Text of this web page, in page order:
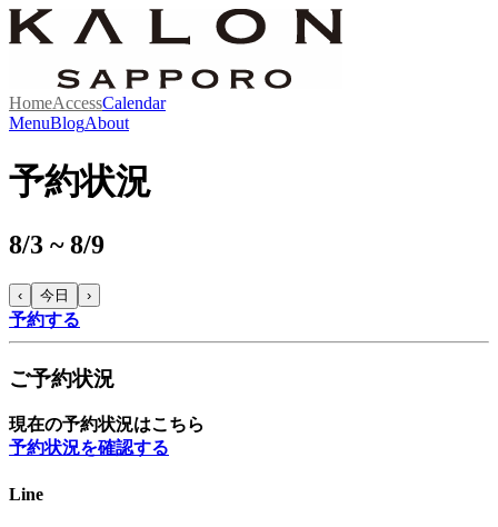
HomeAccessCalendar
MenuBlogAbout
予約状況
8/3 ~ 8/9
‹ 今日 ›
予約する
ご予約状況
現在の予約状況はこちら
予約状況を確認する
Line